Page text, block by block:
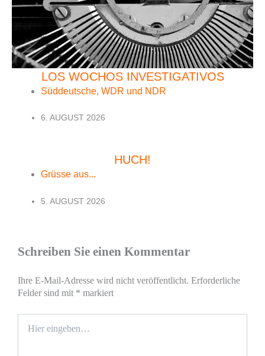
LOS WOCHOS INVESTIGATIVOS
Süddeutsche, WDR und NDR
6. AUGUST 2026
HUCH!
Grüsse aus...
5. AUGUST 2026
Schreiben Sie einen Kommentar
Ihre E-Mail-Adresse wird nicht veröffentlicht. Erforderliche
Felder sind mit * markiert
eingeben…